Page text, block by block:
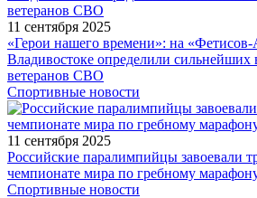
11 сентября 2025
«Герои нашего времени»: на
Владивостоке определили сильнейших
ветеранов СВО
Спортивные новости
11 сентября 2025
Российские паралимпийцы завоевали
чемпионате мира по гребному
Спортивные новости